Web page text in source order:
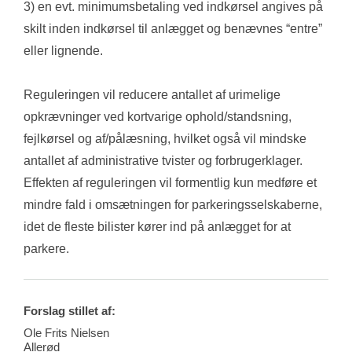
3) en evt. minimumsbetaling ved indkørsel angives på
skilt inden indkørsel til anlægget og benævnes “entre”
eller lignende.
Reguleringen vil reducere antallet af urimelige
opkrævninger ved kortvarige ophold/standsning,
fejlkørsel og af/pålæsning, hvilket også vil mindske
antallet af administrative tvister og forbrugerklager.
Effekten af reguleringen vil formentlig kun medføre et
mindre fald i omsætningen for parkeringsselskaberne,
idet de fleste bilister kører ind på anlægget for at
parkere.
Forslag stillet af:
Ole Frits Nielsen
Allerød